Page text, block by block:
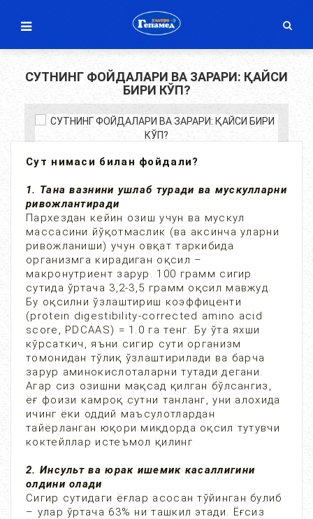
СУТНИНГ ФОЙДАЛАРИ ВА ЗАРАРИ: ҚАЙСИ
БИРИ КЎП?
Сут нимаси билан фойдали?
1. Тана вазнини ушлаб туради ва мускулларни
ривожлантиради
Пархездан кейин озиш учун ва мускул
массасини йўқотмаслик (ва аксинча уларни
ривожланиши) учун овқат таркибида
организмга кирадиган оқсил –
макронутриент зарур. 100 грамм сигир
сутида ўртача 3,2-3,5 грамм оқсил мавжуд.
Бу оқсилни ўзлаштириш коэффиценти
(protein digestibility-corrected amino acid
score, PDCAAS) = 1.0 га тенг. Бу ўта яхши
кўрсаткич, яъни сигир сути организм
томонидан тўлиқ ўзлаштирилади ва барча
зарур аминокислоталарни тутади дегани.
Агар сиз озишни мақсад қилган бўлсангиз,
ёғ фоизи камроқ сутни танланг, уни алохида
ичинг ёки оддий маъсулотлардан
тайёрланган юқори миқдорда оқсил тутувчи
коктейллар истеъмол қилинг
2. Инсульт ва юрак ишемик касаллигини
олдини олади
Сигир сутидаги ёғлар асосан тўйинган булиб
– улар ўртача 63% ни ташкил этади. Ёғсиз